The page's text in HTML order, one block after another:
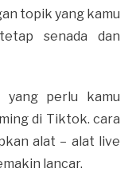
topik yang kamu
senada dan
yang perlu kamu
di Tiktok. cara
alat – alat live
lancar.